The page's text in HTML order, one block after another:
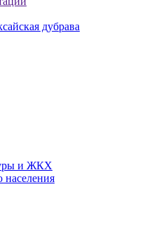
дубрава
и ЖКХ